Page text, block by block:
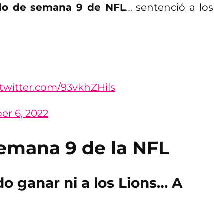
de semana 9 de NFL… sentenció a los
93vkhZHils
6, 2022
9 de la NFL
ganar ni a los Lions… A